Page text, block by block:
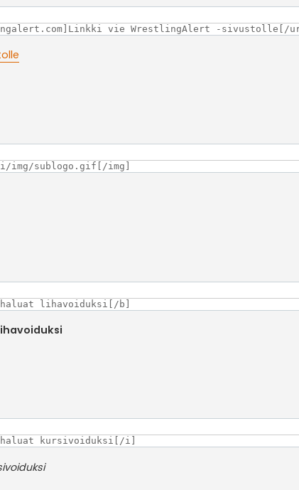
vie WrestlingAlert -sivustolle[/
img/sublogo.gif[/img]
lihavoiduksi[/b]
kursivoiduksi[/i]